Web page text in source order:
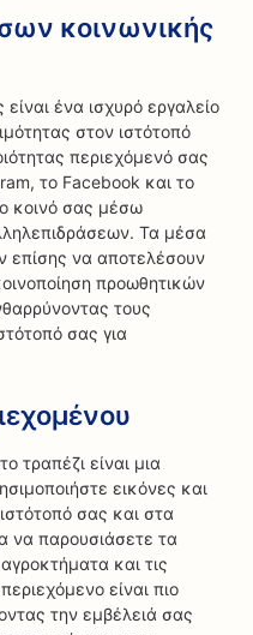
κοινωνικής
ένα ισχυρό εργαλείο
στον ιστότοπό
περιεχόμενό σας
το Facebook και το
κοινό σας μέσω
Τα μέσα
επίσης να αποτελέσουν
προωθητικών
τους
σας για
τραπέζι είναι μια
εικόνες και
σας και στα
να παρουσιάσετε τα
και τις
είναι πιο
την εμβέλειά σας